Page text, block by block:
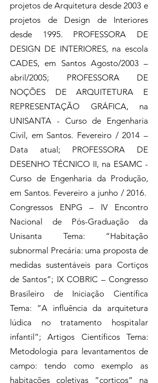
projetos de Arquitetura desde 2003 e
projetos de Design de Interiores
desde 1995. PROFESSORA DE
DESIGN DE INTERIORES, na escola
CADES, em Santos Agosto/2003 –
abril/2005; PROFESSORA DE
NOÇÕES DE ARQUITETURA E
REPRESENTAÇÃO GRÁFICA, na
UNISANTA - Curso de Engenharia
Civil, em Santos. Fevereiro / 2014 –
Data atual; PROFESSORA DE
DESENHO TÉCNICO II, na ESAMC -
Curso de Engenharia da Produção,
em Santos. Fevereiro a junho / 2016.
Congressos ENPG – IV Encontro
Nacional de Pós-Graduação da
Unisanta Tema: “Habitação
subnormal Precária: uma proposta de
medidas sustentáveis para Cortiços
de Santos”; IX COBRIC – Congresso
Brasileiro de Iniciação Científica
Tema: “A influência da arquitetura
lúdica no tratamento hospitalar
infantil”; Artigos Científicos Tema:
Metodologia para levantamentos de
campo: tendo como exemplo as
habitações coletivas “cortiços” na